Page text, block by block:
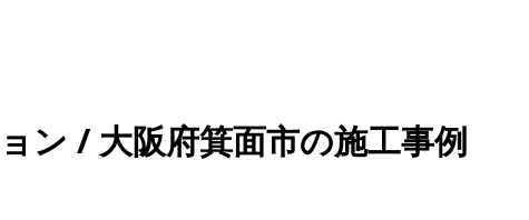
ン / 大阪府箕面市の施工事例